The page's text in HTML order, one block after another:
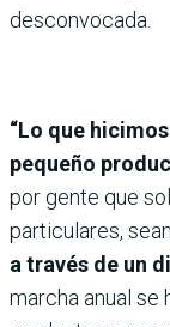
desconvocada.
“Lo que
pequeño
por gente que
particulares,
a través de un
marcha anual se